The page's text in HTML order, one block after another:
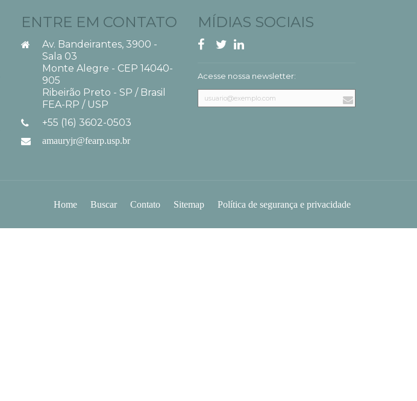
ENTRE EM CONTATO
Av. Bandeirantes, 3900 -
Sala 03
Monte Alegre - CEP 14040-
905
Ribeirão Preto - SP / Brasil
FEA-RP / USP
+55 (16) 3602-0503
amauryjr@fearp.usp.br
MÍDIAS SOCIAIS
Acesse nossa newsletter:
Home Buscar Contato Sitemap Política de segurança e privacidade